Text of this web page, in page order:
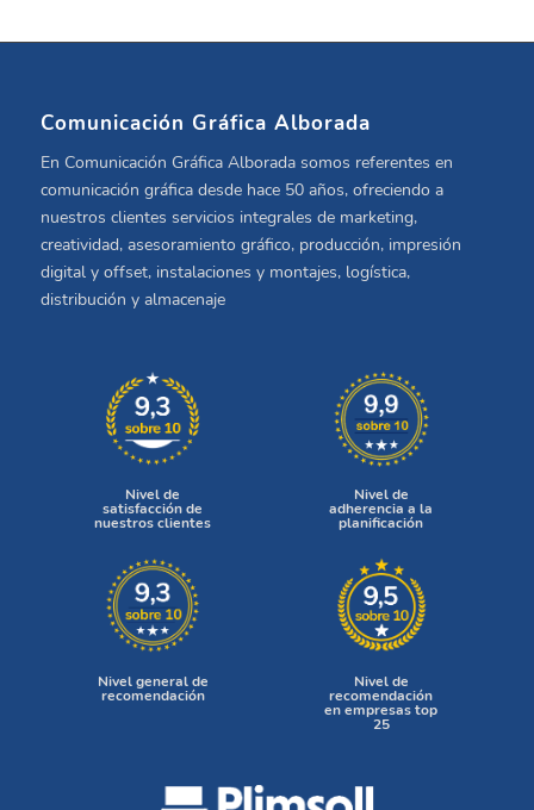
Comunicación Gráfica Alborada
En Comunicación Gráfica Alborada somos referentes en
comunicación gráfica desde hace 50 años, ofreciendo a
nuestros clientes servicios integrales de marketing,
creatividad, asesoramiento gráfico, producción, impresión
digital y offset, instalaciones y montajes, logística,
distribución y almacenaje
Nivel de
satisfacción de
nuestros clientes
Nivel de
adherencia a la
planificación
Nivel general de
recomendación
Nivel de
recomendación
en empresas top
25